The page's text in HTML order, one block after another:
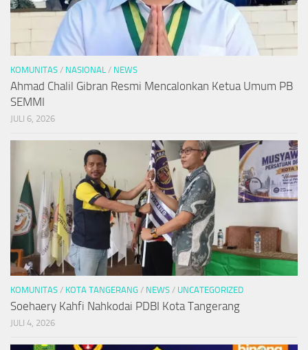
KOMUNITAS / NASIONAL / NEWS
Ahmad Chalil Gibran Resmi Mencalonkan Ketua Umum PB
SEMMI
JULI 6, 2026
KOMUNITAS / KOTA TANGERANG / NEWS / UNCATEGORIZED
Soehaery Kahfi Nahkodai PDBI Kota Tangerang
JULI 4, 2026